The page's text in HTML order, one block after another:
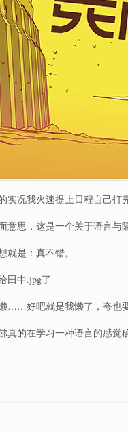
实况我火速提上日程自己打
意思，这是一个关于语言与
就是：真不错。
田中.jpg了
……好吧就是我懒了，夸也要
真的在学习一种语言的感觉